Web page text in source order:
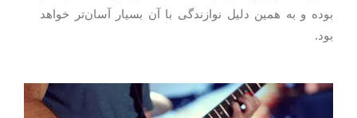
بوده و به همین دلیل نوازندگی با آن بسیار آسان‌تر خواهد
بود.